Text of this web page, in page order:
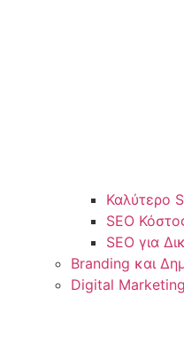
Καλύτερο
SEO
SEO για
Branding και
Digital Marketing